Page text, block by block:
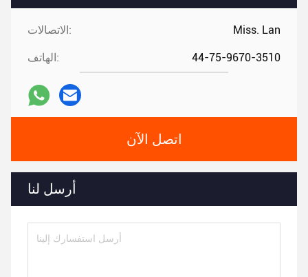
الاتصالات: Miss. Lan
الهاتف: 44-75-9670-3510
اتصل الآن
أرسل لنا